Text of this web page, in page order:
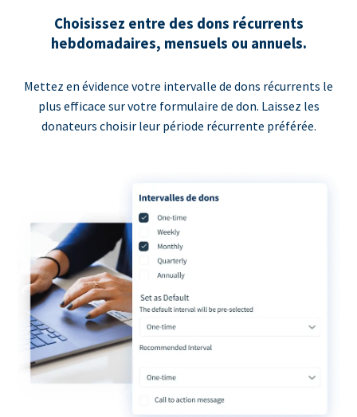
Choisissez entre des dons récurrents
hebdomadaires, mensuels ou annuels.
Mettez en évidence votre intervalle de dons récurrents le
plus efficace sur votre formulaire de don. Laissez les
donateurs choisir leur période récurrente préférée.